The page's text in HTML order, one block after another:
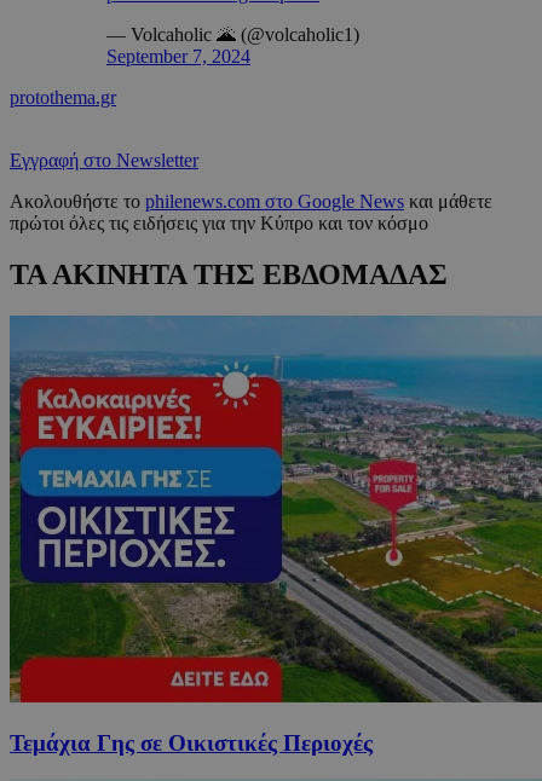
— Volcaholic 🌋 (@volcaholic1)
September 7, 2024
protothema.gr
Εγγραφή στο Newsletter
Ακολουθήστε το philenews.com στο Google News και μάθετε
πρώτοι όλες τις ειδήσεις για την Κύπρο και τον κόσμο
ΤΑ ΑΚΙΝΗΤΑ ΤΗΣ ΕΒΔΟΜΑΔΑΣ
Τεμάχια Γης σε Οικιστικές Περιοχές